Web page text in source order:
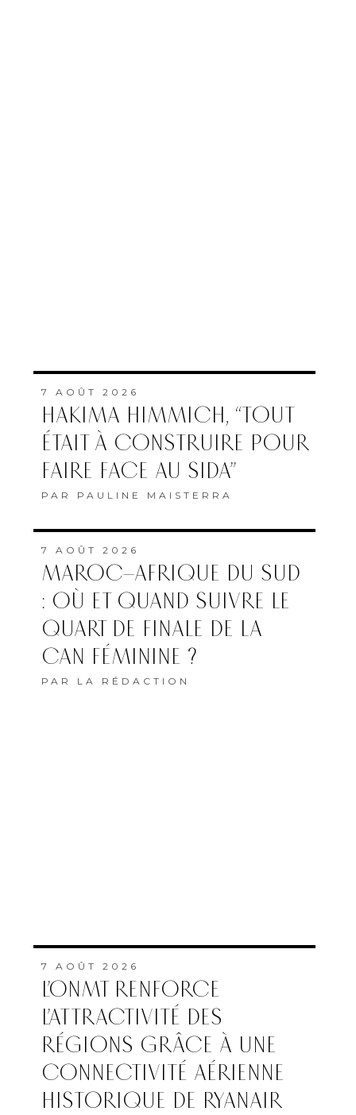
7 AOÛT 2026
HAKIMA HIMMICH, “TOUT
ÉTAIT À CONSTRUIRE POUR
FAIRE FACE AU SIDA”
PAR PAULINE MAISTERRA
7 AOÛT 2026
MAROC–AFRIQUE DU SUD
: OÙ ET QUAND SUIVRE LE
QUART DE FINALE DE LA
CAN FÉMININE ?
PAR LA RÉDACTION
7 AOÛT 2026
L’ONMT RENFORCE
L’ATTRACTIVITÉ DES
RÉGIONS GRÂCE À UNE
CONNECTIVITÉ AÉRIENNE
HISTORIQUE DE RYANAIR